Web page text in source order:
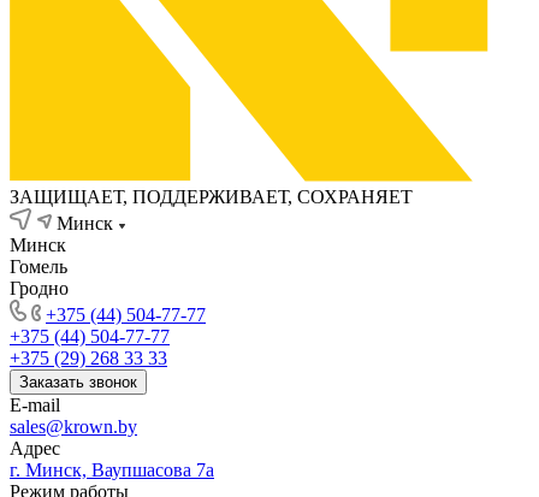
ЗАЩИЩАЕТ, ПОДДЕРЖИВАЕТ, СОХРАНЯЕТ
Минск
Минск
Гомель
Гродно
+375 (44) 504-77-77
+375 (44) 504-77-77
+375 (29) 268 33 33
Заказать звонок
E-mail
sales@krown.by
Адрес
г. Минск, Ваупшасова 7а
Режим работы